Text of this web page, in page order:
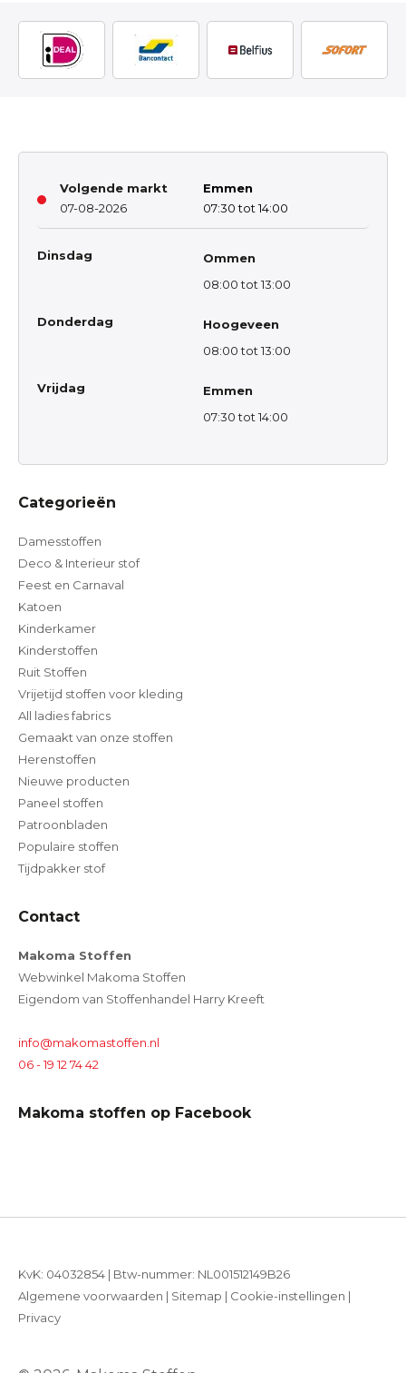
Volgende markt
07-08-2026
Emmen
07:30 tot 14:00
Dinsdag
Ommen
08:00 tot 13:00
Donderdag
Hoogeveen
08:00 tot 13:00
Vrijdag
Emmen
07:30 tot 14:00
Categorieën
Damesstoffen
Deco & Interieur stof
Feest en Carnaval
Katoen
Kinderkamer
Kinderstoffen
Ruit Stoffen
Vrijetijd stoffen voor kleding
All ladies fabrics
Gemaakt van onze stoffen
Herenstoffen
Nieuwe producten
Paneel stoffen
Patroonbladen
Populaire stoffen
Tijdpakker stof
Contact
Makoma Stoffen
Webwinkel Makoma Stoffen
Eigendom van Stoffenhandel Harry Kreeft
info@makomastoffen.nl
06 - 19 12 74 42
Makoma stoffen op Facebook
KvK: 04032854 | Btw-nummer: NL001512149B26
Algemene voorwaarden | Sitemap | Cookie-instellingen |
Privacy